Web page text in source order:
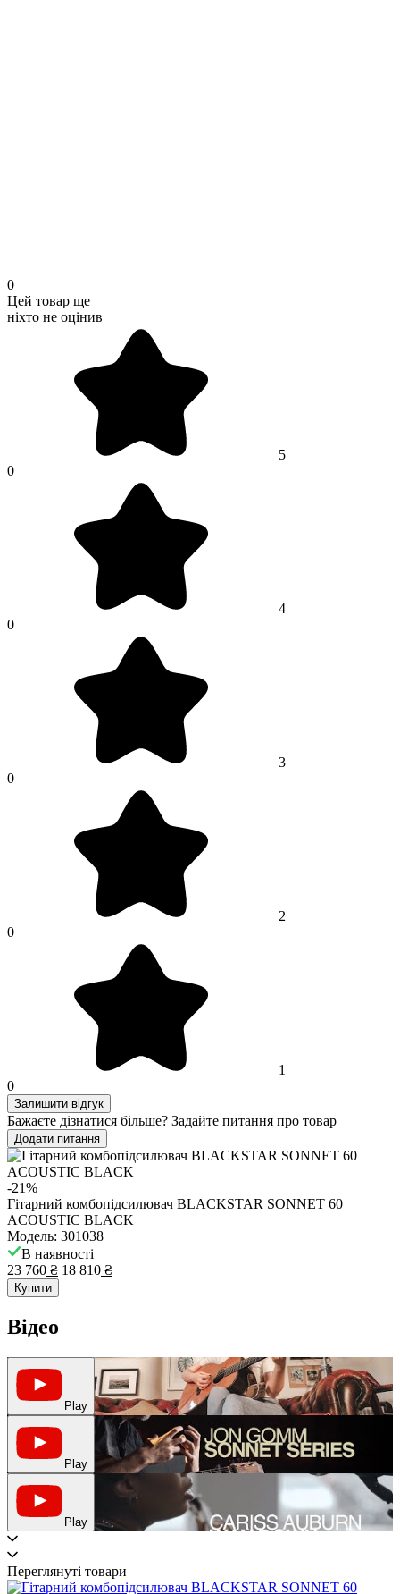
0
Цей товар ще
ніхто не оцінив
5
0
4
0
3
0
2
0
1
0
Залишити відгук
Бажаєте дізнатися більше? Задайте питання про товар
Додати питання
-21%
Гітарний комбопідсилювач BLACKSTAR SONNET 60
ACOUSTIC BLACK
Модель: 301038
В наявності
23 760 ₴ 18 810 ₴
Купити
Відео
Play
Play
Play
Переглянуті товари